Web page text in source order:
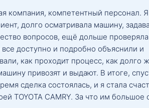
компания, компетентный персонал.
долго осматривала машину,
вопросов, ещё дольше проверяла
доступно и подробно объяснили и
как проходит процесс, как долго
привозят и выдают. В итоге,
сделка состоялась, и я стала
TOYOTA CAMRY. За что им большое